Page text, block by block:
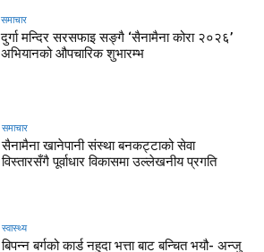
समाचार
दुर्गा मन्दिर सरसफाइ सङ्गै ‘सैनामैना कोरा २०२६’
अभियानको औपचारिक शुभारम्भ
समाचार
सैनामैना खानेपानी संस्था बनकट्टाको सेवा
विस्तारसँगै पूर्वाधार विकासमा उल्लेखनीय प्रगति
स्वास्थ्य
बिपन्न बर्गको कार्ड नहुदा भत्ता बाट बन्चित भयौ- अन्जु